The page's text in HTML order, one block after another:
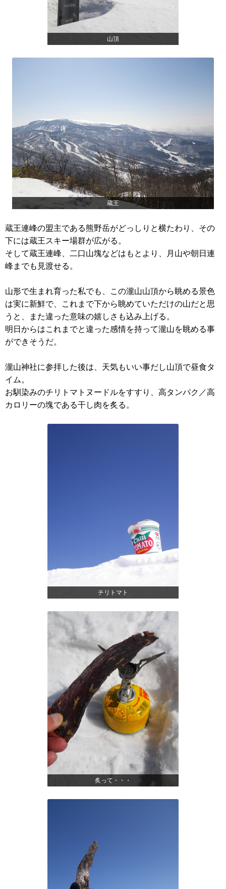
山頂
蔵王
蔵王連峰の盟主である熊野岳がどっしりと横たわり、その
下には蔵王スキー場群が広がる。
そして蔵王連峰、二口山塊などはもとより、月山や朝日連
峰までも見渡せる。
山形で生まれ育った私でも、この瀧山山頂から眺める景色
は実に新鮮で、これまで下から眺めていただけの山だと思
うと、また違った意味の嬉しさも込み上げる。
明日からはこれまでと違った感情を持って瀧山を眺める事
ができそうだ。
瀧山神社に参拝した後は、天気もいい事だし山頂で昼食タ
イム。
お馴染みのチリトマトヌードルをすすり、高タンパク／高
カロリーの塊である干し肉を炙る。
チリトマト
炙って・・・